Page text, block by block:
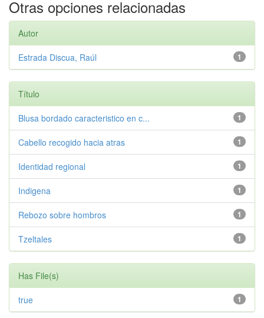
Otras opciones relacionadas
Autor
1
Estrada Discua, Raúl
Título
1
Blusa bordado caracteristico en c...
1
Cabello recogido hacia atras
1
Identidad regional
1
Indigena
1
Rebozo sobre hombros
1
Tzeltales
Has File(s)
1
true